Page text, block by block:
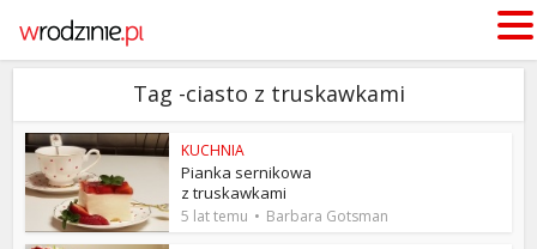
Tag -ciasto z truskawkami
KUCHNIA
Pianka sernikowa
z truskawkami
5 lat temu Barbara Gotsman